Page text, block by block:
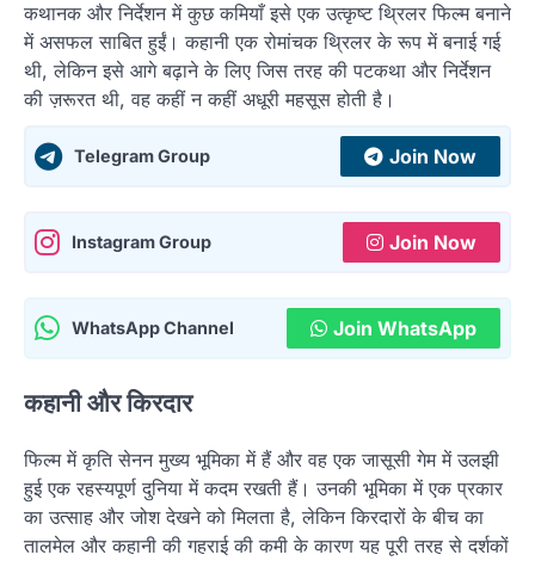
कथानक और निर्देशन में कुछ कमियाँ इसे एक उत्कृष्ट थ्रिलर फिल्म बनाने
में असफल साबित हुईं। कहानी एक रोमांचक थ्रिलर के रूप में बनाई गई
थी, लेकिन इसे आगे बढ़ाने के लिए जिस तरह की पटकथा और निर्देशन
की ज़रूरत थी, वह कहीं न कहीं अधूरी महसूस होती है।
Telegram Group Join Now
Instagram Group Join Now
WhatsApp Channel Join WhatsApp
कहानी और किरदार
फिल्म में कृति सेनन मुख्य भूमिका में हैं और वह एक जासूसी गेम में उलझी
हुई एक रहस्यपूर्ण दुनिया में कदम रखती हैं। उनकी भूमिका में एक प्रकार
का उत्साह और जोश देखने को मिलता है, लेकिन किरदारों के बीच का
तालमेल और कहानी की गहराई की कमी के कारण यह पूरी तरह से दर्शकों